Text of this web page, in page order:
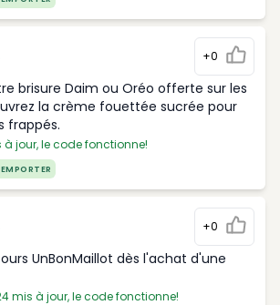
+0
brisure Daim ou Oréo offerte sur les
la crème fouettée sucrée pour
frappés.
jour, le code fonctionne!
+0
UnBonMaillot dès l'achat d'une
mis à jour, le code fonctionne!